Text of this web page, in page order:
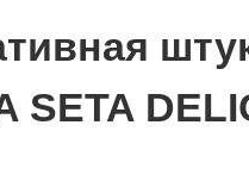
SETA